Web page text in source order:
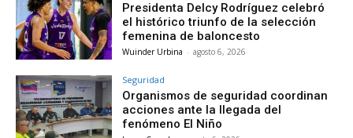
Presidenta Delcy Rodríguez celebró
el histórico triunfo de la selección
femenina de baloncesto
Wuinder Urbina - agosto 6, 2026
Seguridad
Organismos de seguridad coordinan
acciones ante la llegada del
fenómeno El Niño